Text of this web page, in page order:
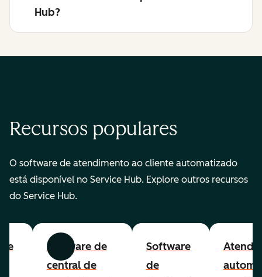
Hub?
Recursos populares
O software de atendimento ao cliente automatizado
está disponível no Service Hub. Explore outros recursos
do Service Hub.
Anterior Avançar
Software de
central de
Software
de